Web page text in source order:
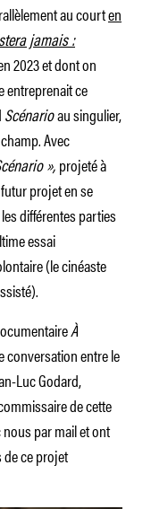
au courten
jamais :
2023 et dont on
entreprenait ce
Scénarioau singulier,
Avec
»,projeté à
projet en se
différentes parties
essai
(le cinéaste
À
entre le
Luc Godard,
de cette
par mail et ont
ce projet